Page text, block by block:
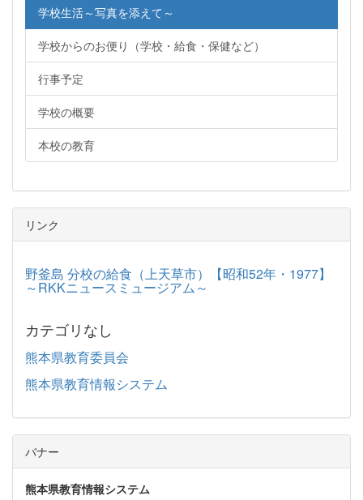
学校生活～写真を添えて～
学校からのお便り（学校・給食・保健など）
行事予定
学校の概要
本校の教育
リンク
野釜島 分校の給食（上天草市）【昭和52年・1977】
～RKKニュースミュージアム～
カテゴリなし
熊本県教育委員会
熊本県教育情報システム
バナー
熊本県教育情報システム